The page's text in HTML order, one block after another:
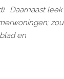
Daarnaast leek
zou
en